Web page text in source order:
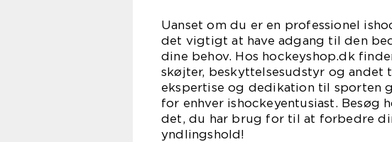
Uanset om du er en professionel
det vigtigt at have adgang til den
dine behov. Hos hockeyshop.dk
skøjter, beskyttelsesudstyr og andet
ekspertise og dedikation til sporten
for enhver ishockeyentusiast. Besøg
det, du har brug for til at forbedre
yndlingshold!